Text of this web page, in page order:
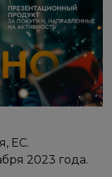
ЕС.
2023 года.